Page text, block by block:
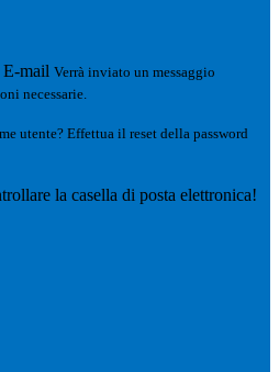
E-mail Verrà inviato un messaggio
necessarie.
utente? Effettua il reset della password
la casella di posta elettronica!